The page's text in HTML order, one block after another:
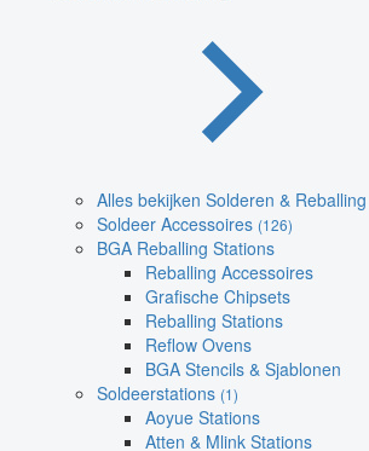
Alles bekijken Solderen & Reballing
Soldeer Accessoires (126)
BGA Reballing Stations
Reballing Accessoires
Grafische Chipsets
Reballing Stations
Reflow Ovens
BGA Stencils & Sjablonen
Soldeerstations (1)
Aoyue Stations
Atten & Mlink Stations